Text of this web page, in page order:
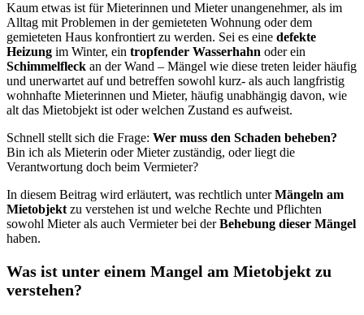
Kaum etwas ist für Mieterinnen und Mieter unangenehmer, als im
Alltag mit Problemen in der gemieteten Wohnung oder dem
gemieteten Haus konfrontiert zu werden. Sei es eine defekte
Heizung im Winter, ein tropfender Wasserhahn oder ein
Schimmelfleck an der Wand – Mängel wie diese treten leider häufig
und unerwartet auf und betreffen sowohl kurz- als auch langfristig
wohnhafte Mieterinnen und Mieter, häufig unabhängig davon, wie
alt das Mietobjekt ist oder welchen Zustand es aufweist.
Schnell stellt sich die Frage: Wer muss den Schaden beheben?
Bin ich als Mieterin oder Mieter zuständig, oder liegt die
Verantwortung doch beim Vermieter?
In diesem Beitrag wird erläutert, was rechtlich unterMängeln am
Mietobjekt zu verstehen ist und welche Rechte und Pflichten
sowohl Mieter als auch Vermieter bei derBehebung dieser Mängel
haben.
Was ist unter einem Mangel am Mietobjekt zu
verstehen?